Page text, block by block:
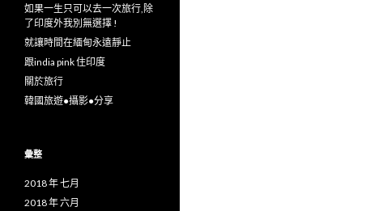
如果一生只可以去一次旅行,除
了印度外我別無選擇 !
就讓時間在緬甸永遠靜止
跟india pink 住印度
關於旅行
韓國旅遊●攝影●分享
彙整
2018 年 七月
2018 年 六月